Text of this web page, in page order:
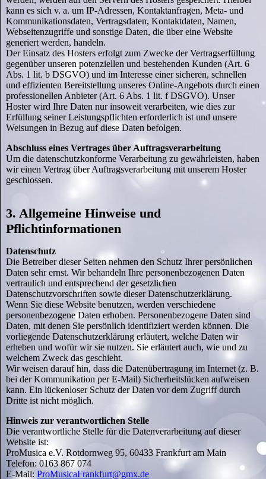
kann es sich v. a. um IP-Adressen, Kontaktanfragen, Meta- und
Kommunikationsdaten, Vertragsdaten, Kontaktdaten, Namen,
Webseitenzugriffe und sonstige Daten, die über eine Website
generiert werden, handeln.
Der Einsatz des Hosters erfolgt zum Zwecke der Vertragserfüllung
gegenüber unseren potenziellen und bestehenden Kunden (Art. 6
Abs. 1 lit. b DSGVO) und im Interesse einer sicheren, schnellen
und effizienten Bereitstellung unseres Online-Angebots durch einen
professionellen Anbieter (Art. 6 Abs. 1 lit. f DSGVO). Unser
Hoster wird Ihre Daten nur insoweit verarbeiten, wie dies zur
Erfüllung seiner Leistungspflichten erforderlich ist und unsere
Weisungen in Bezug auf diese Daten befolgen.
Abschluss eines Vertrages über Auftragsverarbeitung
Um die datenschutzkonforme Verarbeitung zu gewährleisten, haben
wir einen Vertrag über Auftragsverarbeitung mit unserem Hoster
geschlossen.
3. Allgemeine Hinweise und
Pflichtinformationen
Datenschutz
Die Betreiber dieser Seiten nehmen den Schutz Ihrer persönlichen
Daten sehr ernst. Wir behandeln Ihre personenbezogenen Daten
vertraulich und entsprechend der gesetzlichen
Datenschutzvorschriften sowie dieser Datenschutzerklärung.
Wenn Sie diese Website benutzen, werden verschiedene
personenbezogene Daten erhoben. Personenbezogene Daten sind
Daten, mit denen Sie persönlich identifiziert werden können. Die
vorliegende Datenschutzerklärung erläutert, welche Daten wir
erheben und wofür wir sie nutzen. Sie erläutert auch, wie und zu
welchem Zweck das geschieht.
Wir weisen darauf hin, dass die Datenübertragung im Internet (z. B.
bei der Kommunikation per E-Mail) Sicherheitslücken aufweisen
kann. Ein lückenloser Schutz der Daten vor dem Zugriff durch
Dritte ist nicht möglich.
Hinweis zur verantwortlichen Stelle
Die verantwortliche Stelle für die Datenverarbeitung auf dieser
Website ist:
ProMusica e.V. Rotdornweg 95, 60433 Frankfurt am Main
Telefon: 0163 867 074
E-Mail: ProMusicaFrankfurt@gmx.de